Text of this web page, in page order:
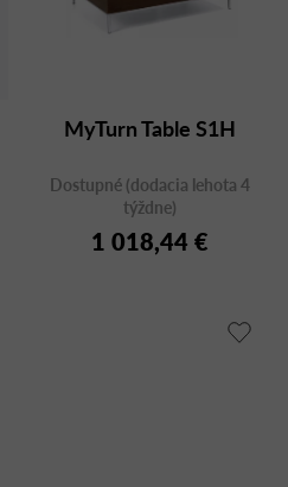
MyTurn Table S1H
Dostupné (dodacia lehota 4
týždne)
1 018,44 €